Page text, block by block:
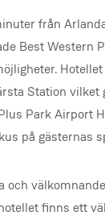
från
Best Western
Station
Park Airport
på gästernas
och
finns ett